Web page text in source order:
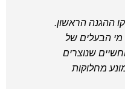
ההגנה הראשון.
הבעלים של
שנוצרים
מחלוקות